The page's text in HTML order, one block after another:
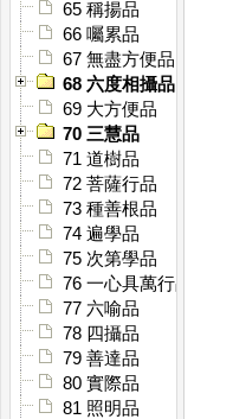
65 稱揚品
66 囑累品
67 無盡方便品
68 六度相攝品
69 大方便品
70 三慧品
71 道樹品
72 菩薩行品
73 種善根品
74 遍學品
75 次第學品
76 一心具萬行品
77 六喻品
78 四攝品
79 善達品
80 實際品
81 照明品